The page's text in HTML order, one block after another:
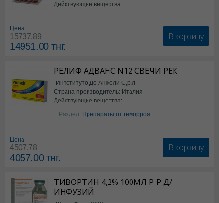
Действующие вещества:
Цена
15737.89
14951.00тнг.
В корзину
РЕЛИФ АДВАНС N12 СВЕЧИ РЕК
-Интституто Де Анжели С,р,л
Страна производитель: Италия
Действующие вещества:
Бензокаин
Раздел: Препараты от геморроя
Цена
4507.78
4057.00тнг.
В корзину
ТИВОРТИН 4,2% 100МЛ Р-Р Д/
ИНФУЗИЙ